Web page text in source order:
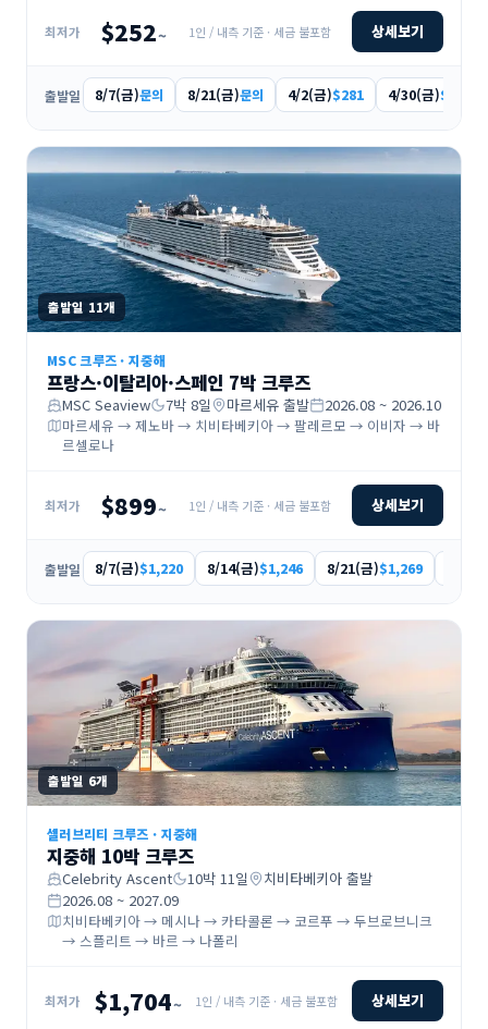
최저가 $252~ 1인 / 내측 기준 · 세금 불포함 상세보기
출발일 8/7(금)문의 8/21(금)문의 4/2(금)$281 4/30(금)$277
출발일 11개
MSC 크루즈·지중해
프랑스·이탈리아·스페인 7박 크루즈
MSC Seaview 7박 8일 마르세유 출발
2026.08 ~ 2026.10
마르세유 → 제노바 → 치비타베키아 → 팔레르모 → 이비자 → 바
르셀로나
최저가 $899~ 1인 / 내측 기준 · 세금 불포함 상세보기
출발일 8/7(금)$1,220 8/14(금)$1,246 8/21(금)$1,269
출발일 6개
셀러브리티 크루즈 · 지중해
지중해 10박 크루즈
Celebrity Ascent 10박 11일 치비타베키아 출발
2026.08 ~ 2027.09
치비타베키아 → 메시나 → 카타콜론 → 코르푸 → 두브로브니크
→ 스플리트 → 바르 → 나폴리
최저가 $1,704~ 1인 / 내측 기준 · 세금 불포함 상세보기